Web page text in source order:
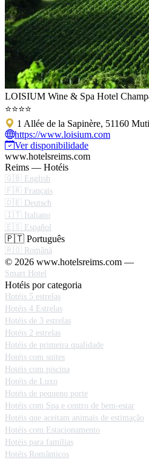
LOISIUM Wine & Spa Hotel
⭐⭐⭐⭐
1 Allée de la Sapinère, 51160
https://www.loisium.com
Ver disponibilidade
www.hotelsreims.com
Reims — Hotéis
🇬🇧 English
🇫🇷 Français
🇩🇪 Deutsch
🇮🇹 Italiano
🇪🇸 Español
🇵🇹 Português
🇷🇴 Română
© 2026 www.hotelsreims.com —
Smart Hotel
Hotéis por categoria
Hotéis 5 estrelas
Hotéis 4 Estrelas
Hotéis de 3 estrelas
Hotéis 2 estrelas
Hotéis de primeira qualidade
Hotéis com suites
Hotéis com piscina
Hotéis de Luxo
Hotéis de pequeno porte
Hotéis com Spa e centro de bem-estar
Hotéis que aceitam animais de estimação
Hotéis com Estacionamento
Hotéis para famílias
Hotéis Românticos